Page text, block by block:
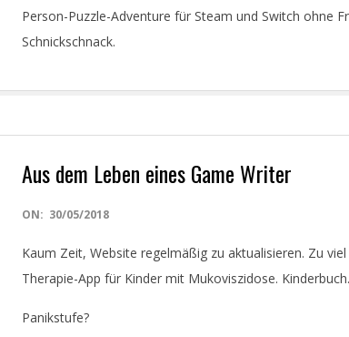
Person-Puzzle-Adventure für Steam und Switch ohne
Schnickschnack.
Aus dem Leben eines Game Writer
2018-
30
ON: 30/05/2018
Kaum Zeit, Website regelmäßig zu aktualisieren. Zu
Therapie-App für Kinder mit Mukoviszidose.
Panikstufe?